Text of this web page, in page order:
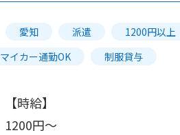
愛知 派遣 1200円以上
マイカー通勤OK 制服貸与
【時給】
1200円～